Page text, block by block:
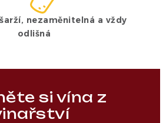
nezaměnitelná a vždy
odlišná
si vína z